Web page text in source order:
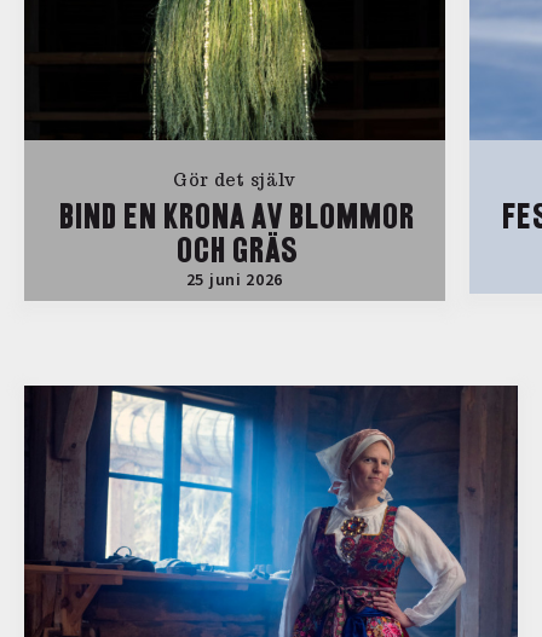
Gör det själv
BIND EN KRONA AV BLOMMOR
OCH GRÄS
25 juni 2026